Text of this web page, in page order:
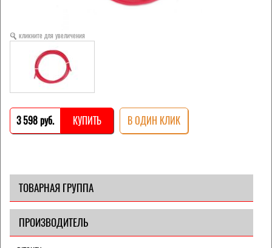
кликните для увеличения
3 598 pуб. КУПИТЬ В ОДИН КЛИК
ТОВАРНАЯ ГРУППА
ПРОИЗВОДИТЕЛЬ